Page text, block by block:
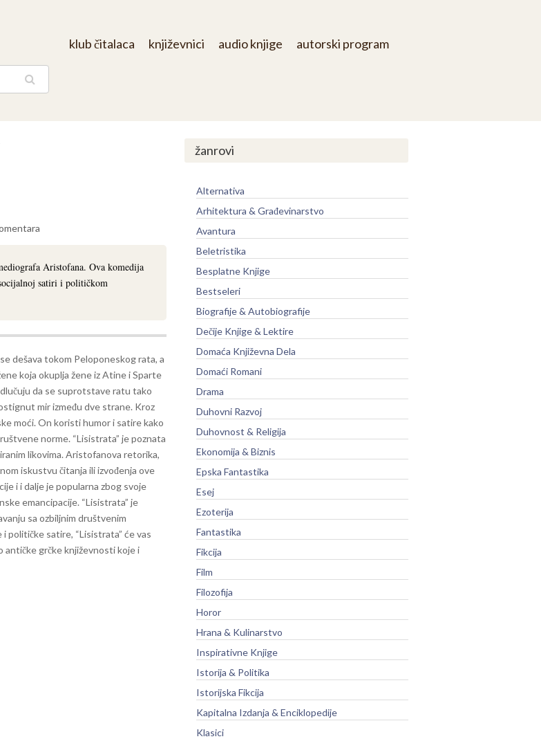
klub čitalaca književnici audio knjige autorski program
Aristofana. Ova komedija
satiri i političkom
dešava tokom Peloponeskog rata, a
koja okuplja žene iz Atine i Sparte
da se suprotstave ratu tako
mir između dve strane. Kroz
moći. On koristi humor i satire kako
norme. “Lisistrata” je poznata
likovima. Aristofanova retorika,
iskustvu čitanja ili izvođenja ove
i i dalje je popularna zbog svoje
emancipacije. “Lisistrata” je
sa ozbiljnim društvenim
satire, “Lisistrata” će vas
antičke grčke književnosti koje i
žanrovi
Alternativa
Arhitektura & Građevinarstvo
Avantura
Beletristika
Besplatne Knjige
Bestseleri
Biografije & Autobiografije
Dečije Knjige & Lektire
Domaća Književna Dela
Domaći Romani
Drama
Duhovni Razvoj
Duhovnost & Religija
Ekonomija & Biznis
Epska Fantastika
Esej
Ezoterija
Fantastika
Fikcija
Film
Filozofija
Horor
Hrana & Kulinarstvo
Inspirativne Knjige
Istorija & Politika
Istorijska Fikcija
Kapitalna Izdanja & Enciklopedije
Klasici